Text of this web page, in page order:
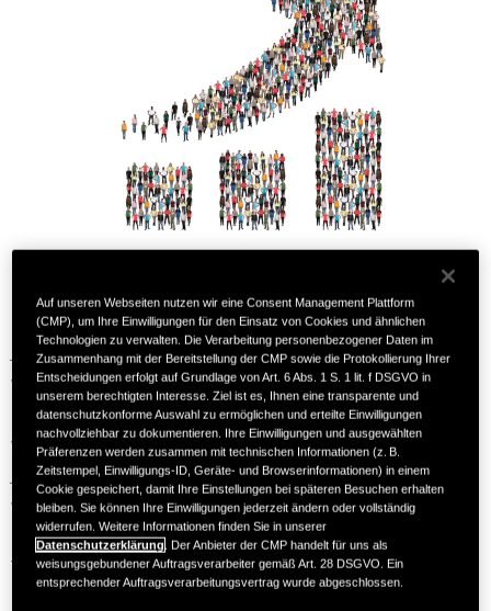
Die Deutsche Stiftung Organ­transplantation (DSO) hat für das
Jahr 2024 die Zahlen zur Organ­spende in Deutschland
veröffentlicht.1 Gleich­zeitig blickt die DSO auf40 Jahreihres
Bestehens zurück – eine bewegte Zeit, in der sich einiges
verändert und vieles verbessert hat. Seit ihrer Gründung im
Jahr 1984 setzt sich die DSO dafür ein, die Organ­spende
weiter­zuentwickeln und transparent zu gestalten. Wichtige
Meilensteine in dieser Zeit waren beispiels­weise das
Transplantations­gesetz, das 1997 in Kraft trat und erstmals
Auf unseren Webseiten nutzen wir eine Consent Management Plattform
(CMP), um Ihre Einwilligungen für den Einsatz von Cookies und ähnlichen
Technologien zu verwalten. Die Verarbeitung personenbezogener Daten im
Zusammenhang mit der Bereitstellung der CMP sowie die Protokollierung Ihrer
Entscheidungen erfolgt auf Grundlage von Art. 6 Abs. 1 S. 1 lit. f DSGVO in
unserem berechtigten Interesse. Ziel ist es, Ihnen eine transparente und
datenschutzkonforme Auswahl zu ermöglichen und erteilte Einwilligungen
nachvollziehbar zu dokumentieren. Ihre Einwilligungen und ausgewählten
Präferenzen werden zusammen mit technischen Informationen (z. B.
Zeitstempel, Einwilligungs-ID, Geräte- und Browserinformationen) in einem
Cookie gespeichert, damit Ihre Einstellungen bei späteren Besuchen erhalten
bleiben. Sie können Ihre Einwilligungen jederzeit ändern oder vollständig
widerrufen. Weitere Informationen finden Sie in unserer
Datenschutzerklärung. Der Anbieter der CMP handelt für uns als
weisungsgebundener Auftragsverarbeiter gemäß Art. 28 DSGVO. Ein
entsprechender Auftragsverarbeitungsvertrag wurde abgeschlossen.